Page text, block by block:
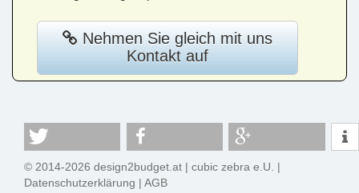
Kontakt auf
© 2014-2026 design2budget.at |cubic zebra e.U.
|
Datenschutzerklärung |AGB